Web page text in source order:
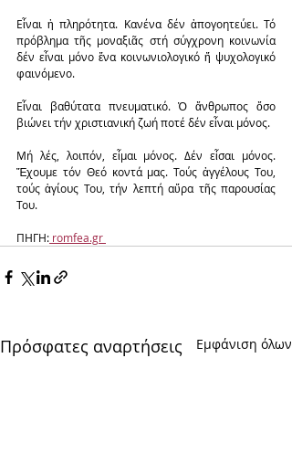
Εἶναι ἡ πληρότητα. Κανένα δέν ἀπογοητεύει. Τό
πρόβλημα τῆς μοναξιᾶς στή σύγχρονη κοινωνία
δέν εἶναι μόνο ἕνα κοινωνιολογικό ἤ ψυχολογικό
φαινόμενο.
Εἶναι βαθύτατα πνευματικό. Ὁ ἄνθρωπος ὅσο
βιώνει τήν χριστιανική ζωή ποτέ δέν εἶναι μόνος.
Μή λές, λοιπόν, εἶμαι μόνος. Δέν εἶσαι μόνος.
Ἔχουμε τόν Θεό κοντά μας. Τούς ἀγγέλους Του,
τούς ἁγίους Του, τήν λεπτή αὔρα τῆς παρουσίας
Του.
ΠΗΓΗ: romfea.gr
Πρόσφατες αναρτήσεις Εμφάνιση όλων